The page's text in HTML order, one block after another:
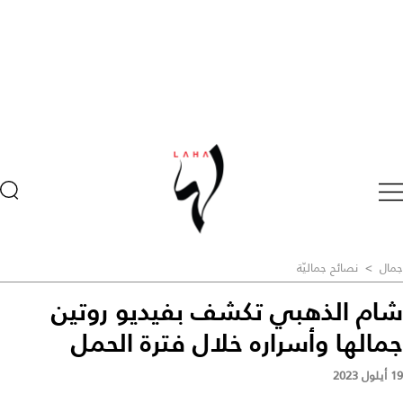
جمال > نصائح جماليّة
شام الذهبي تكشف بفيديو روتين
جمالها وأسراره خلال فترة الحمل
19 أيلول 2023